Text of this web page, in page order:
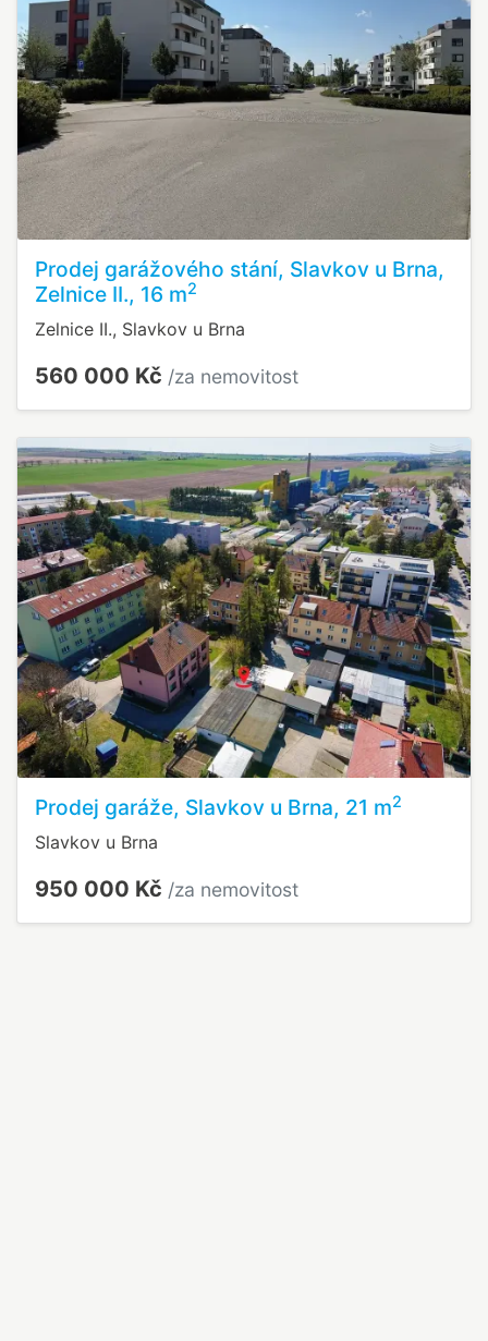
Prodej garážového stání, Slavkov u Brna,
Zelnice II., 16 m2
Zelnice II., Slavkov u Brna
560 000 Kč /za nemovitost
Prodej garáže, Slavkov u Brna, 21 m2
Slavkov u Brna
950 000 Kč /za nemovitost